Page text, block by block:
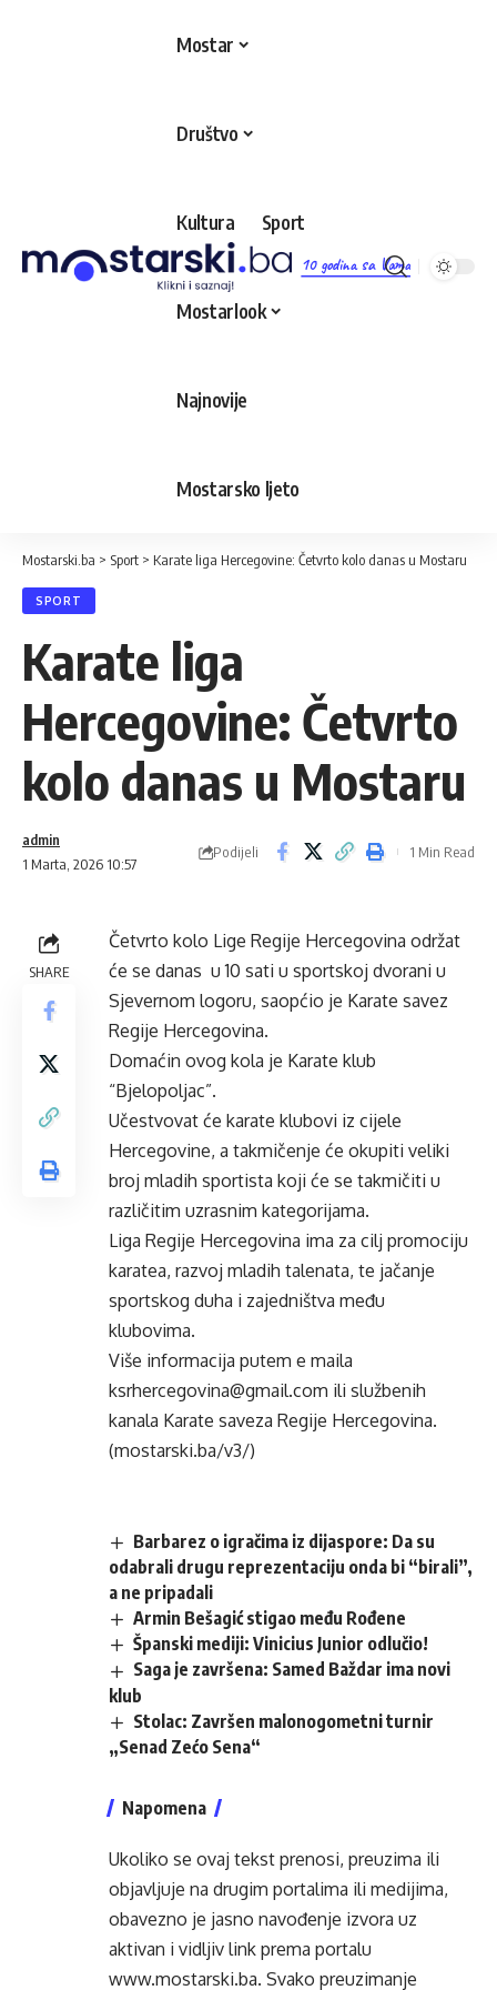
10 godina sa Vama
Mostar
Društvo
Kultura Sport
Mostarlook
Najnovije
Mostarsko ljeto
Mostarski.ba > Sport > Karate liga Hercegovine: Četvrto kolo danas u Mostaru
SPORT
Karate liga
Hercegovine: Četvrto
kolo danas u Mostaru
1 Marta, 2026 10:57
admin
Podijeli 1 Min Read
SHARE
Četvrto kolo Lige Regije Hercegovina održat
će se danas u 10 sati u sportskoj dvorani u
Sjevernom logoru, saopćio je Karate savez
Regije Hercegovina.
Domaćin ovog kola je Karate klub
“Bjelopoljac”.
Učestvovat će karate klubovi iz cijele
Hercegovine, a takmičenje će okupiti veliki
broj mladih sportista koji će se takmičiti u
različitim uzrasnim kategorijama.
Liga Regije Hercegovina ima za cilj promociju
karatea, razvoj mladih talenata, te jačanje
sportskog duha i zajedništva među
klubovima.
Više informacija putem e maila
ksrhercegovina@gmail.com ili službenih
kanala Karate saveza Regije Hercegovina.
(mostarski.ba/v3/)
Barbarez o igračima iz dijaspore: Da su
odabrali drugu reprezentaciju onda bi “birali”,
a ne pripadali
Armin Bešagić stigao među Rođene
Španski mediji: Vinicius Junior odlučio!
Saga je završena: Samed Baždar ima novi
klub
Stolac: Završen malonogometni turnir
„Senad Zećo Sena“
Napomena
Ukoliko se ovaj tekst prenosi, preuzima ili
objavljuje na drugim portalima ili medijima,
obavezno je jasno navođenje izvora uz
aktivan i vidljiv link prema portalu
www.mostarski.ba. Svako preuzimanje